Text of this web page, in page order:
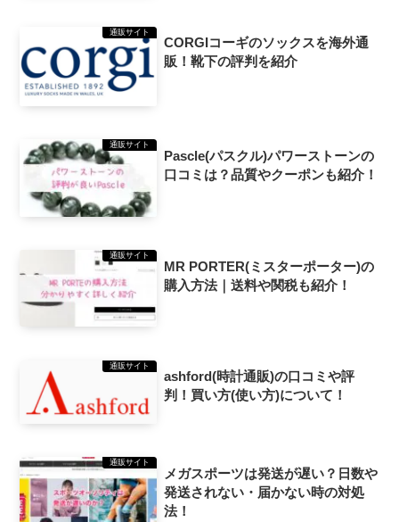
通販サイト
CORGIコーギのソックスを海外通
販！靴下の評判を紹介
通販サイト
Pascle(パスクル)パワーストーンの
口コミは？品質やクーポンも紹介！
通販サイト
MR PORTER(ミスターポーター)の
購入方法｜送料や関税も紹介！
通販サイト
ashford(時計通販)の口コミや評
判！買い方(使い方)について！
通販サイト
メガスポーツは発送が遅い？日数や
発送されない・届かない時の対処
法！